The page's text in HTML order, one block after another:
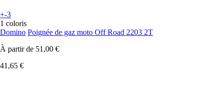
+-3
1 coloris
Domino Poignée de gaz moto Off Road 2203 2T
À partir de 51,00 €
41,65 €